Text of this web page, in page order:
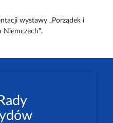
wystawy „Porządek i
Niemczech”.